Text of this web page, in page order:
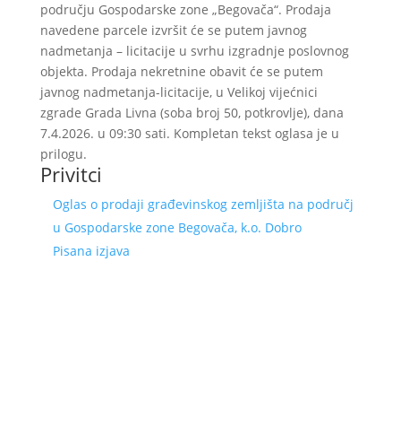
području Gospodarske zone „Begovača“. Prodaja
navedene parcele izvršit će se putem javnog
nadmetanja – licitacije u svrhu izgradnje poslovnog
objekta. Prodaja nekretnine obavit će se putem
javnog nadmetanja-licitacije, u Velikoj vijećnici
zgrade Grada Livna (soba broj 50, potkrovlje), dana
7.4.2026. u 09:30 sati. Kompletan tekst oglasa je u
prilogu.
Privitci
Oglas o prodaji građevinskog zemljišta na područj
u Gospodarske zone Begovača, k.o. Dobro
Pisana izjava